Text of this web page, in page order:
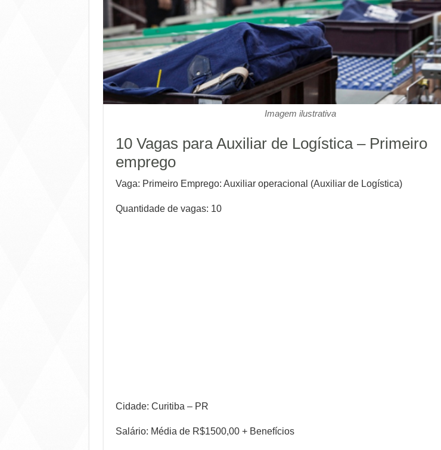
Imagem ilustrativa
10 Vagas para Auxiliar de Logística – Primeiro
emprego
Vaga: Primeiro Emprego: Auxiliar operacional (Auxiliar de Logística)
Quantidade de vagas: 10
Cidade: Curitiba – PR
Salário: Média de R$1500,00 + Benefícios